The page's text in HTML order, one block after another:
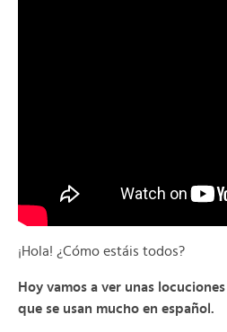
¡Hola! ¿Cómo estáis todos?
Hoy vamos a ver unas
que se usan mucho en español.